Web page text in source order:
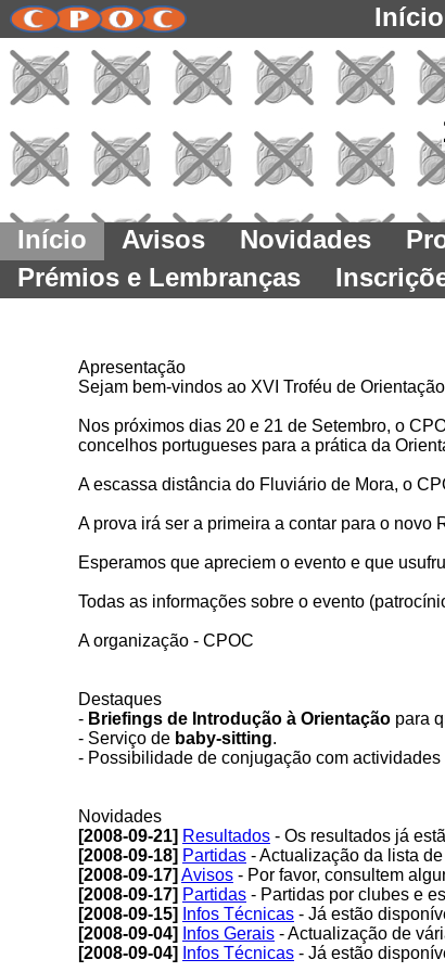
Início
Início Avisos Novidades
Prémios e Lembranças
Apresentação
Sejam bem-vindos ao XVI Troféu de
Nos próximos dias 20 e 21 de Setembro, o
concelhos portugueses para a prática da
A escassa distância do Fluviário de Mora, o
A prova irá ser a primeira a contar para o novo
Esperamos que apreciem o evento e que
Todas as informações sobre o evento
A organização - CPOC
Destaques
- Briefings de Introdução à Orientação para
- Serviço de baby-sitting.
- Possibilidade de conjugação com
Novidades
[2008-09-21] Resultados - Os resultados já
[2008-09-18] Partidas - Actualização da lista
[2008-09-17] Avisos - Por favor, consultem
[2008-09-17] Partidas - Partidas por clubes e
[2008-09-15]
Infos Técnicas - Já estão
[2008-09-04]
Infos Gerais - Actualização de
[2008-09-04]
Infos Técnicas - Já estão